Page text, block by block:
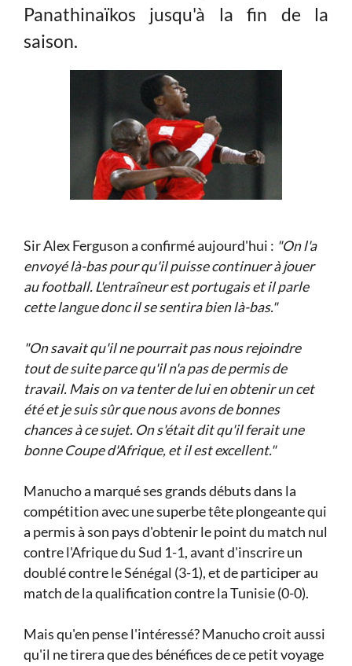
Panathinaïkos jusqu'à la fin de la
saison.
Sir Alex Ferguson a confirmé aujourd'hui : "On l'a
envoyé là-bas pour qu'il puisse continuer à jouer
au football. L'entraîneur est portugais et il parle
cette langue donc il se sentira bien là-bas."
"On savait qu'il ne pourrait pas nous rejoindre
tout de suite parce qu'il n'a pas de permis de
travail. Mais on va tenter de lui en obtenir un cet
été et je suis sûr que nous avons de bonnes
chances à ce sujet. On s'était dit qu'il ferait une
bonne Coupe d'Afrique, et il est excellent."
Manucho a marqué ses grands débuts dans la
compétition avec une superbe tête plongeante qui
a permis à son pays d'obtenir le point du match nul
contre l'Afrique du Sud 1-1, avant d'inscrire un
doublé contre le Sénégal (3-1), et de participer au
match de la qualification contre la Tunisie (0-0).
Mais qu'en pense l'intéressé? Manucho croit aussi
qu'il ne tirera que des bénéfices de ce petit voyage